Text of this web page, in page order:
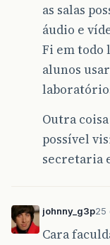
as salas
áudio e
Fi em todo
alunos
Outra
possível
secretaria
johnny_g3p25
Cara